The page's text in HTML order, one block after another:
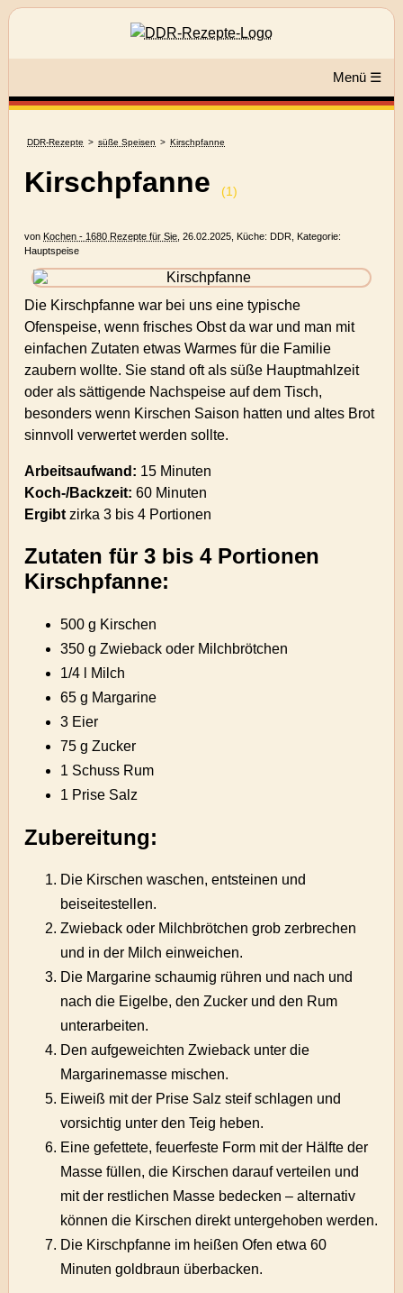
Menü ☰
DDR-Rezepte süße Speisen Kirschpfanne
Kirschpfanne (1)
vonKochen - 1680 Rezepte für Sie ,26.02.2025 , Küche:DDR , Kategorie:
Hauptspeise
Die Kirschpfanne war bei uns eine typische
Ofenspeise, wenn frisches Obst da war und man mit
einfachen Zutaten etwas Warmes für die Familie
zaubern wollte. Sie stand oft als süße Hauptmahlzeit
oder als sättigende Nachspeise auf dem Tisch,
besonders wenn Kirschen Saison hatten und altes Brot
sinnvoll verwertet werden sollte.
Arbeitsaufwand: 15 Minuten
Koch-/Backzeit: 60 Minuten
Ergibt zirka3 bis 4 Portionen
Zutaten für 3 bis 4 Portionen
Kirschpfanne:
500 g Kirschen
350 g Zwieback oder Milchbrötchen
1/4 l Milch
65 g Margarine
3 Eier
75 g Zucker
1 Schuss Rum
1 Prise Salz
Zubereitung:
Die Kirschen waschen, entsteinen und
beiseitestellen.
Zwieback oder Milchbrötchen grob zerbrechen
und in der Milch einweichen.
Die Margarine schaumig rühren und nach und
nach die Eigelbe, den Zucker und den Rum
unterarbeiten.
Den aufgeweichten Zwieback unter die
Margarinemasse mischen.
Eiweiß mit der Prise Salz steif schlagen und
vorsichtig unter den Teig heben.
Eine gefettete, feuerfeste Form mit der Hälfte der
Masse füllen, die Kirschen darauf verteilen und
mit der restlichen Masse bedecken – alternativ
können die Kirschen direkt untergehoben werden.
Die Kirschpfanne im heißen Ofen etwa 60
Minuten goldbraun überbacken.